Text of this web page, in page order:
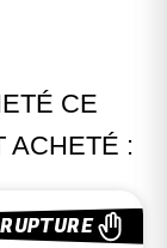
CE
ACHETÉ :
RUPTURE